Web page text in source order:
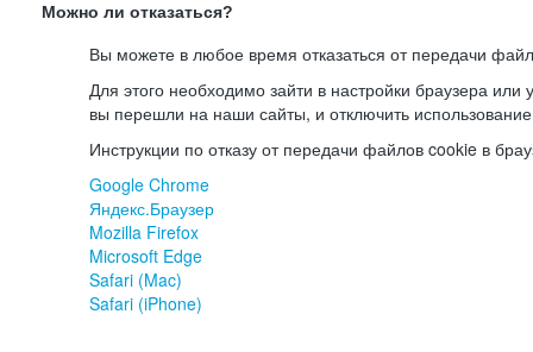
Можно ли отказаться?
Вы можете в любое время отказаться от передачи
Для этого необходимо зайти в настройки браузера или
вы перешли на наши сайты, и отключить
Инструкции по отказу от передачи файлов cookie в
Google Chrome
Яндекс.Браузер
Mozilla Firefox
Microsoft Edge
Safari (Mac)
Safari (iPhone)